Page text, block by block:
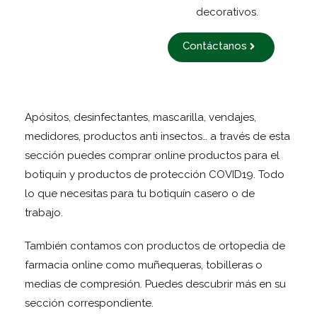
decorativos.
Contáctanos
Apósitos, desinfectantes, mascarilla, vendajes,
medidores, productos anti insectos… a través de esta
sección puedes comprar online productos para el
botiquín y productos de protección COVID19. Todo
lo que necesitas para tu botiquín casero o de
trabajo.
También contamos con productos de ortopedia de
farmacia online como muñequeras, tobilleras o
medias de compresión. Puedes descubrir más en su
sección correspondiente.